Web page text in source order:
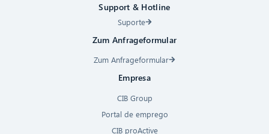
Support & Hotline
Suporte
Zum Anfrageformular
Zum Anfrageformular
Empresa
CIB Group
Portal de emprego
CIB proActive